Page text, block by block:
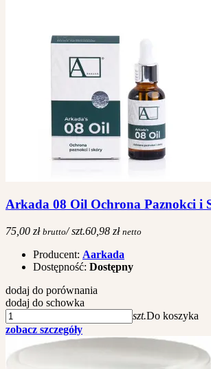
Arkada 08 Oil Ochrona Paznokci i
75,00 zł brutto/ szt.60,98 zł netto
Producent: Aarkada
Dostępność: Dostępny
dodaj do porównania
dodaj do schowka
szt.Do koszyka
zobacz szczegóły